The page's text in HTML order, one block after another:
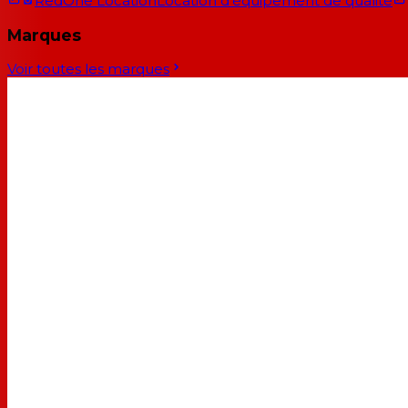
Marques
Voir toutes les marques